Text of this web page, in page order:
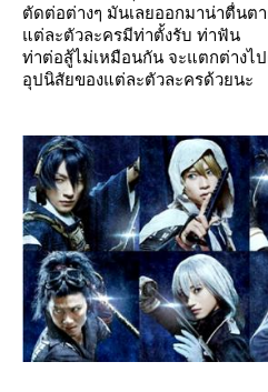
ตัดต่อต่างๆ มันเลยออกมาน่าตื่นต
ต่ละตัวละครมีท่าตั้งรับ ท่าฟัน
ท่าต่อสู้ไม่เหมือนกัน จะแตกต่างไ
อุปนิสัยของแต่ละตัวละครด้วยนะ